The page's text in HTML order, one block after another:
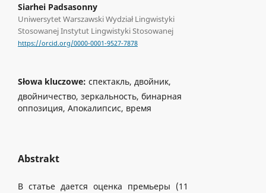
Siarhei Padsasonny
Uniwersytet Warszawski Wydział Lingwistyki
Stosowanej Instytut Lingwistyki Stosowanej
https://orcid.org/0000-0001-9527-7878
Słowa kluczowe: cпектакль, двойник,
двойничество, зеркальность, бинарная
оппозиция, Апокалипсис, время
Abstrakt
В статье дается оценка премьеры (11